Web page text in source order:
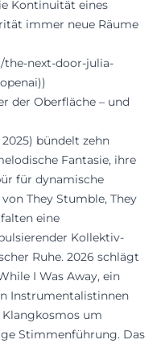
Kontinuität eines
immer neue Räume
next-door-julia-
der Oberfläche – und
2025) bündelt zehn
Fantasie, ihre
für dynamische
They Stumble, They
eine
Kollektiv-
Ruhe. 2026 schlägt
I Was Away, ein
Instrumentalistinnen
um
Stimmenführung. Das